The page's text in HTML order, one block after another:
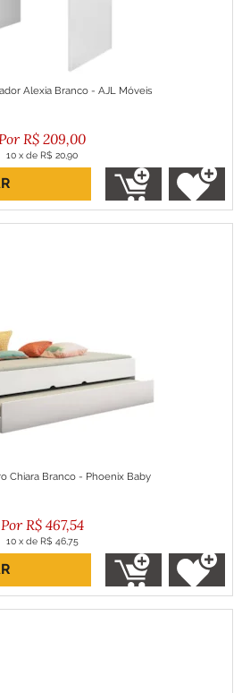
Alexia Branco - AJL Móveis
R$ 209,00
10 x de R$ 20,90
R$ 188,10 no boleto
Chiara Branco - Phoenix Baby
R$ 467,54
10 x de R$ 46,75
R$ 420,79 no boleto